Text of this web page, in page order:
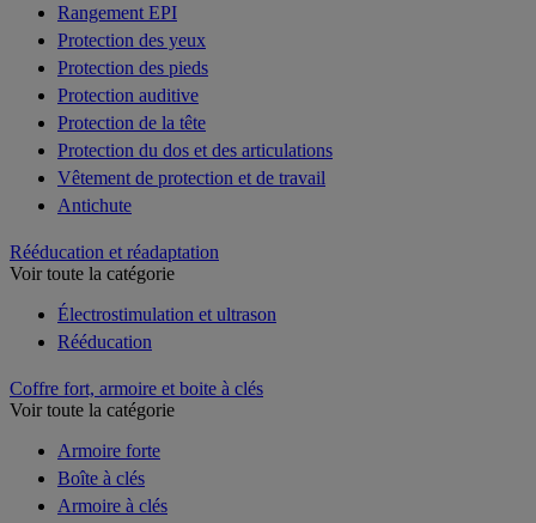
Rangement EPI
Protection des yeux
Protection des pieds
Protection auditive
Protection de la tête
Protection du dos et des articulations
Vêtement de protection et de travail
Antichute
Rééducation et réadaptation
Voir toute la catégorie
Électrostimulation et ultrason
Rééducation
Coffre fort, armoire et boite à clés
Voir toute la catégorie
Armoire forte
Boîte à clés
Armoire à clés